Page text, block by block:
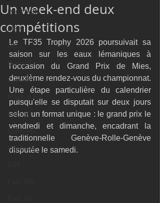
IMOCA60
M32
GC32
Diam24
Class40
Farr 30
ORMA60
Gunboat
Un week-end deux
compétitions
Le TF35 Trophy 2026 poursuivait sa
saison sur les eaux lémaniques à
l'occasion du Grand Prix de Mies,
deuxième rendez-vous du championnat.
Une étape particulière du calendrier
puisqu'elle se disputait sur deux jours
selon un format unique : le grand prix le
vendredi et dimanche, encadrant la
traditionnelle Genève-Rolle-Genève
disputée le samedi.